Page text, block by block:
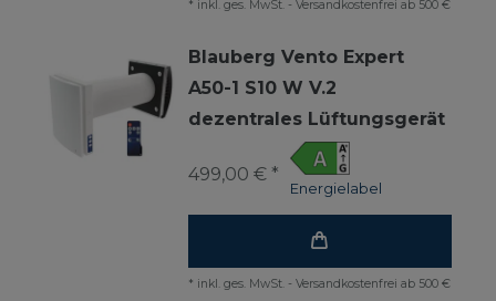
* inkl. ges. MwSt. - Versandkostenfrei ab 500 €
Blauberg Vento Expert
A50-1 S10 W V.2
dezentrales Lüftungsgerät
Energielabel
499,00 € *
* inkl. ges. MwSt. - Versandkostenfrei ab 500 €